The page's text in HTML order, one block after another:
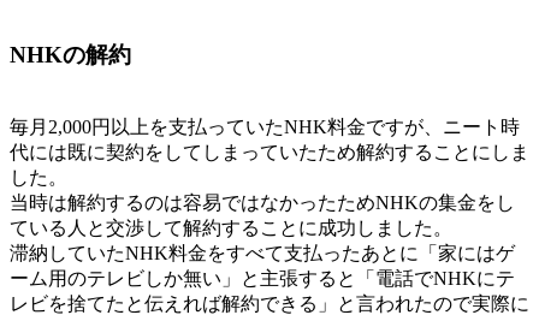
NHKの解約
毎月2,000円以上を支払っていたNHK料金ですが、ニート時
代には既に契約をしてしまっていたため解約することにしま
した。
当時は解約するのは容易ではなかったためNHKの集金をし
ている人と交渉して解約することに成功しました。
滞納していたNHK料金をすべて支払ったあとに「家にはゲ
ーム用のテレビしか無い」と主張すると「電話でNHKにテ
レビを捨てたと伝えれば解約できる」と言われたので実際に